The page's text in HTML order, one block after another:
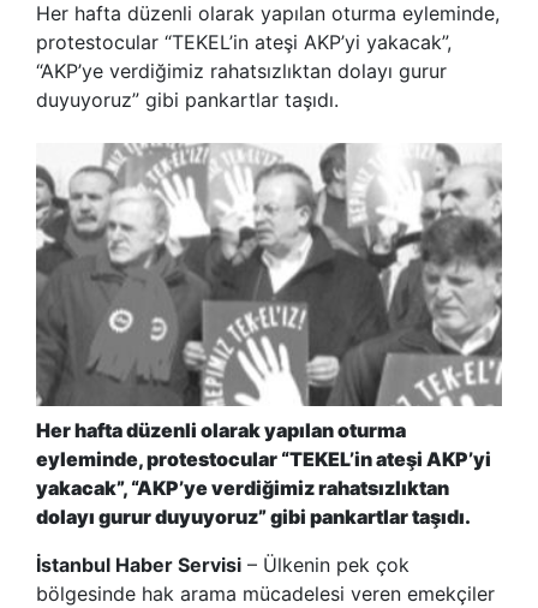
Her hafta düzenli olarak yapılan oturma eyleminde,
protestocular “TEKEL’in ateşi AKP’yi yakacak”,
“AKP’ye verdiğimiz rahatsızlıktan dolayı gurur
duyuyoruz” gibi pankartlar taşıdı.
Her hafta düzenli olarak yapılan oturma
eyleminde, protestocular “TEKEL’in ateşi AKP’yi
yakacak”, “AKP’ye verdiğimiz rahatsızlıktan
dolayı gurur duyuyoruz” gibi pankartlar taşıdı.
İstanbul Haber Servisi – Ülkenin pek çok
bölgesinde hak arama mücadelesi veren emekçiler